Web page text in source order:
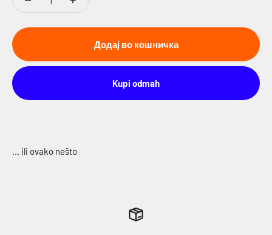
Додај во кошничка
Kupi odmah